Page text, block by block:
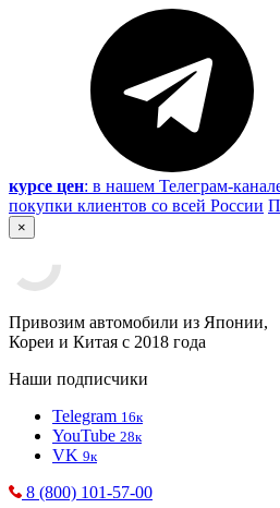
курсе цен: в нашем Телеграм-
покупки клиентов со всей России
×
Привозим автомобили из Японии,
Кореи и Китая с 2018 года
Наши подписчики
Telegram 16к
YouTube 28к
VK 9к
8 (800) 101-57-00